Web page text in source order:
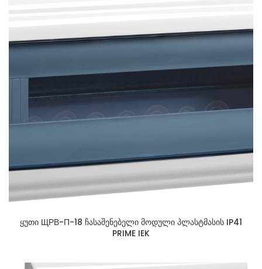
ყუთი ЩРВ-П-18 ჩასაშენებელი მოდული პლასტმასის IP41
PRIME IEK